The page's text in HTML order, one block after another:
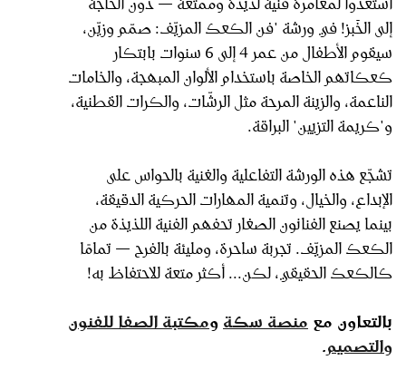
إلى الخَبز! في ورشة "فن الكعك المزيّف: صمّم وزيّن،
سيقوم الأطفال من عمر 4 إلى 6 سنوات بابتكار
كعكاتهم الخاصة باستخدام الألوان المبهجة، والخامات
الناعمة، والزينة المرحة مثل الرشّات، والكرات القطنية،
و"كريمة التزيين" البراقة.
تشجّع هذه الورشة التفاعلية والغنية بالحواس على
الإبداع، والخيال، وتنمية المهارات الحركية الدقيقة،
بينما يصنع الفنانون الصغار تحفهم الفنية اللذيذة من
الكعك المزيّف. تجربة ساحرة، ومليئة بالفرح — تمامًا
كالكعك الحقيقي، لكن... أكثر متعة للاحتفاظ به!
بالتعاون مع منصة سكة ومكتبة الصفا للفنون
والتصميم.